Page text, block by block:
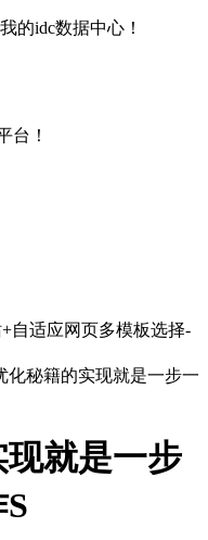
的idc数据中心！
台！
自适应网页多模板选择-
化秘籍的实现就是一步一
就是一步